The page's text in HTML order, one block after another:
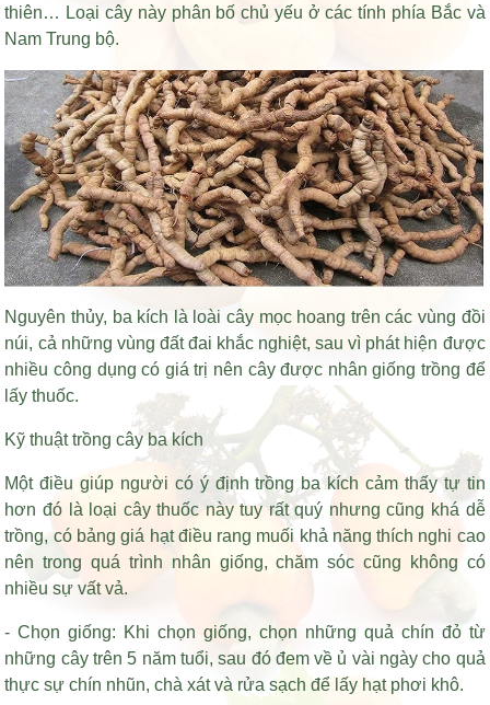
thiên… Loại cây này phân bố chủ yếu ở các tính phía Bắc và
Nam Trung bộ.
Nguyên thủy, ba kích là loài cây mọc hoang trên các vùng đồi
núi, cả những vùng đất đai khắc nghiệt, sau vì phát hiện được
nhiều công dụng có giá trị nên cây được nhân giống trồng để
lấy thuốc.
Kỹ thuật trồng cây ba kích
Một điều giúp người có ý định trồng ba kích cảm thấy tự tin
hơn đó là loại cây thuốc này tuy rất quý nhưng cũng khá dễ
trồng, có bảng giá hạt điều rang muối khả năng thích nghi cao
nên trong quá trình nhân giống, chăm sóc cũng không có
nhiều sự vất vả.
- Chọn giống: Khi chọn giống, chọn những quả chín đỏ từ
những cây trên 5 năm tuổi, sau đó đem về ủ vài ngày cho quả
thực sự chín nhũn, chà xát và rửa sạch để lấy hạt phơi khô.